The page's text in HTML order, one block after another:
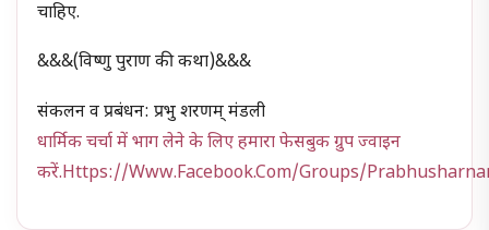
चाहिए.
&&&(विष्णु पुराण की कथा)&&&
संकलन व प्रबंधन: प्रभु शरणम् मंडली
धार्मिक चर्चा में भाग लेने के लिए हमारा फेसबुक ग्रुप ज्वाइन
करें.https://www.facebook.com/groups/